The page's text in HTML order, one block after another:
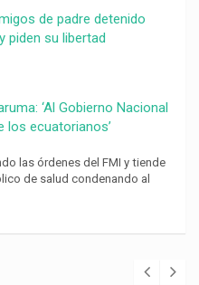
de padre detenido
piden su libertad
‘Al Gobierno Nacional
los ecuatorianos’
las órdenes del FMI y tiende
de salud condenando al